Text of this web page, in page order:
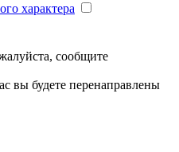
характера
сообщите
вы будете перенаправлены